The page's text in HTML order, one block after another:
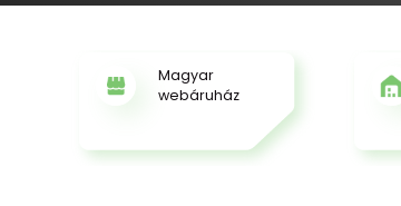
Magyar
webáruház